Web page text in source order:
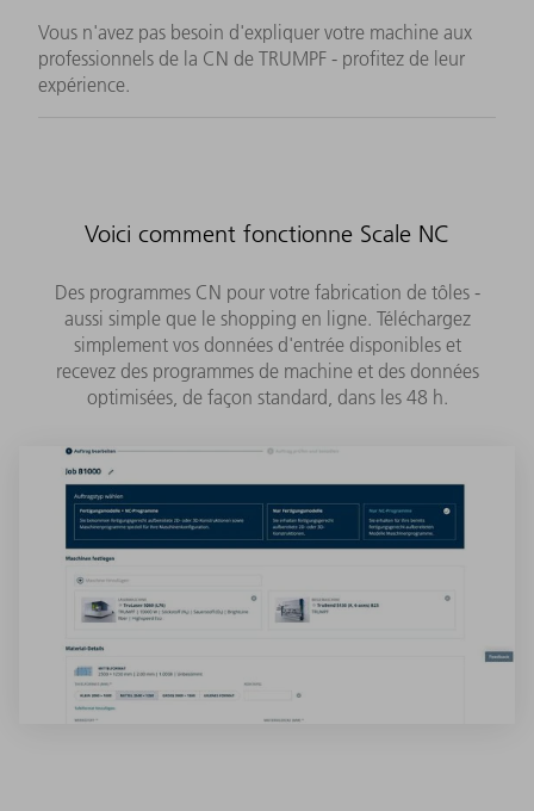
Vous n'avez pas besoin d'expliquer votre machine aux
professionnels de la CN de TRUMPF - profitez de leur
expérience.
Voici comment fonctionne Scale NC
Des programmes CN pour votre fabrication de tôles -
aussi simple que le shopping en ligne. Téléchargez
simplement vos données d'entrée disponibles et
recevez des programmes de machine et des données
optimisées, de façon standard, dans les 48 h.